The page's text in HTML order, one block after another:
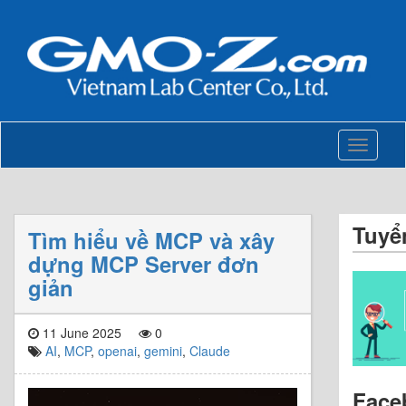
Toggle
Tìm hiểu về MCP và xây
dựng MCP Server đơn
giản
11 June 2025
0
AI, MCP, openai, gemini, Claude